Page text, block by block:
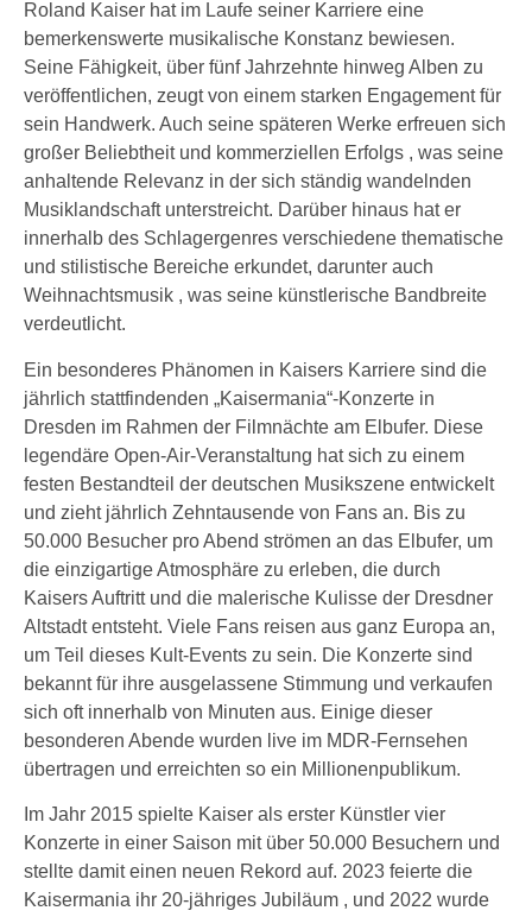
Roland Kaiser hat im Laufe seiner Karriere eine
bemerkenswerte musikalische Konstanz bewiesen.
Seine Fähigkeit, über fünf Jahrzehnte hinweg Alben zu
veröffentlichen, zeugt von einem starken Engagement für
sein Handwerk. Auch seine späteren Werke erfreuen sich
großer Beliebtheit und kommerziellen Erfolgs , was seine
anhaltende Relevanz in der sich ständig wandelnden
Musiklandschaft unterstreicht. Darüber hinaus hat er
innerhalb des Schlagergenres verschiedene thematische
und stilistische Bereiche erkundet, darunter auch
Weihnachtsmusik , was seine künstlerische Bandbreite
verdeutlicht.
Ein besonderes Phänomen in Kaisers Karriere sind die
jährlich stattfindenden „Kaisermania“-Konzerte in
Dresden im Rahmen der Filmnächte am Elbufer. Diese
legendäre Open-Air-Veranstaltung hat sich zu einem
festen Bestandteil der deutschen Musikszene entwickelt
und zieht jährlich Zehntausende von Fans an. Bis zu
50.000 Besucher pro Abend strömen an das Elbufer, um
die einzigartige Atmosphäre zu erleben, die durch
Kaisers Auftritt und die malerische Kulisse der Dresdner
Altstadt entsteht. Viele Fans reisen aus ganz Europa an,
um Teil dieses Kult-Events zu sein. Die Konzerte sind
bekannt für ihre ausgelassene Stimmung und verkaufen
sich oft innerhalb von Minuten aus. Einige dieser
besonderen Abende wurden live im MDR-Fernsehen
übertragen und erreichten so ein Millionenpublikum.
Im Jahr 2015 spielte Kaiser als erster Künstler vier
Konzerte in einer Saison mit über 50.000 Besuchern und
stellte damit einen neuen Rekord auf. 2023 feierte die
Kaisermania ihr 20-jähriges Jubiläum , und 2022 wurde